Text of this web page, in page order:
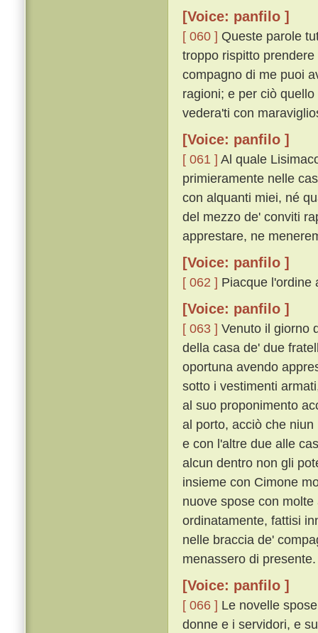
[Voice: panfilo ]
[ 060 ] Queste parole
troppo rispitto
compagno di me puoi
ragioni; e per ciò
vedera'ti con
[Voice: panfilo ]
[ 061 ] Al quale
primieramente nelle
con alquanti miei, né
del mezzo de' conviti
apprestare, ne
[Voice: panfilo ]
[ 062 ] Piacque l'ordine
[Voice: panfilo ]
[ 063 ] Venuto il giorno
della casa de' due
oportuna avendo
sotto i vestimenti
al suo proponimento
al porto, acciò che
e con l'altre due alle
alcun dentro non gli
insieme con Cimone
nuove spose con
ordinatamente, fattisi
nelle braccia de'
menassero di presente.
[Voice: panfilo ]
[ 066 ] Le novelle
donne e i servidori, e